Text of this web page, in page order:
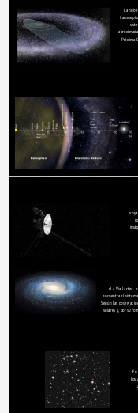
La
Próxima
vLa Vía Láctea
encuentra el
Según las
solares y, por su
En
los